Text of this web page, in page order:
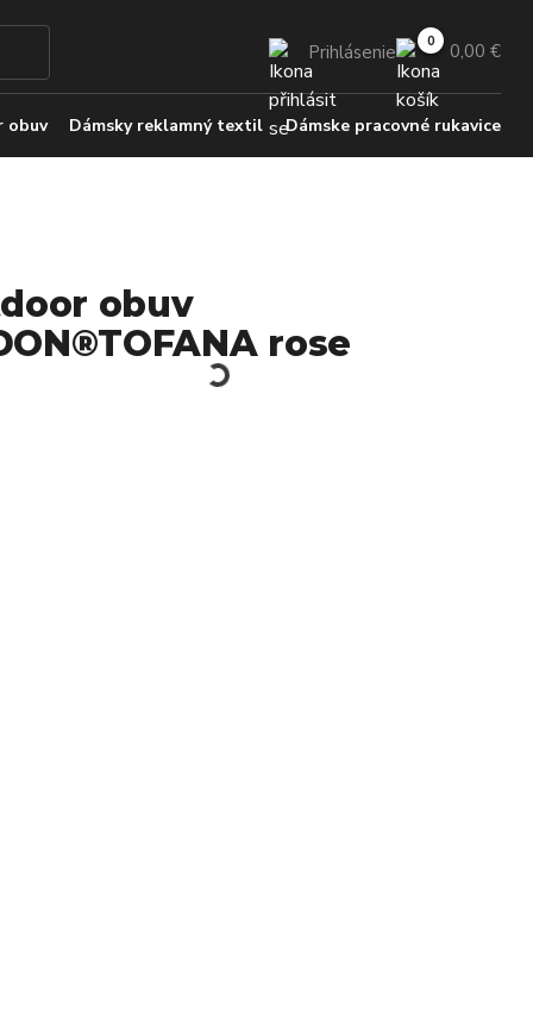
Prihlásenie 0,00 €
obuv Dámsky reklamný textil Dámske pracovné rukavice
obuv
rose